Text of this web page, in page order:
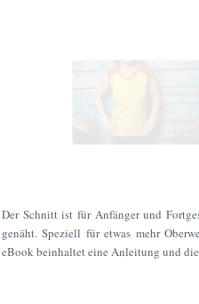
Der Schnitt ist für Anfänger und
genäht. Speziell für etwas mehr
eBook beinhaltet eine Anleitung und